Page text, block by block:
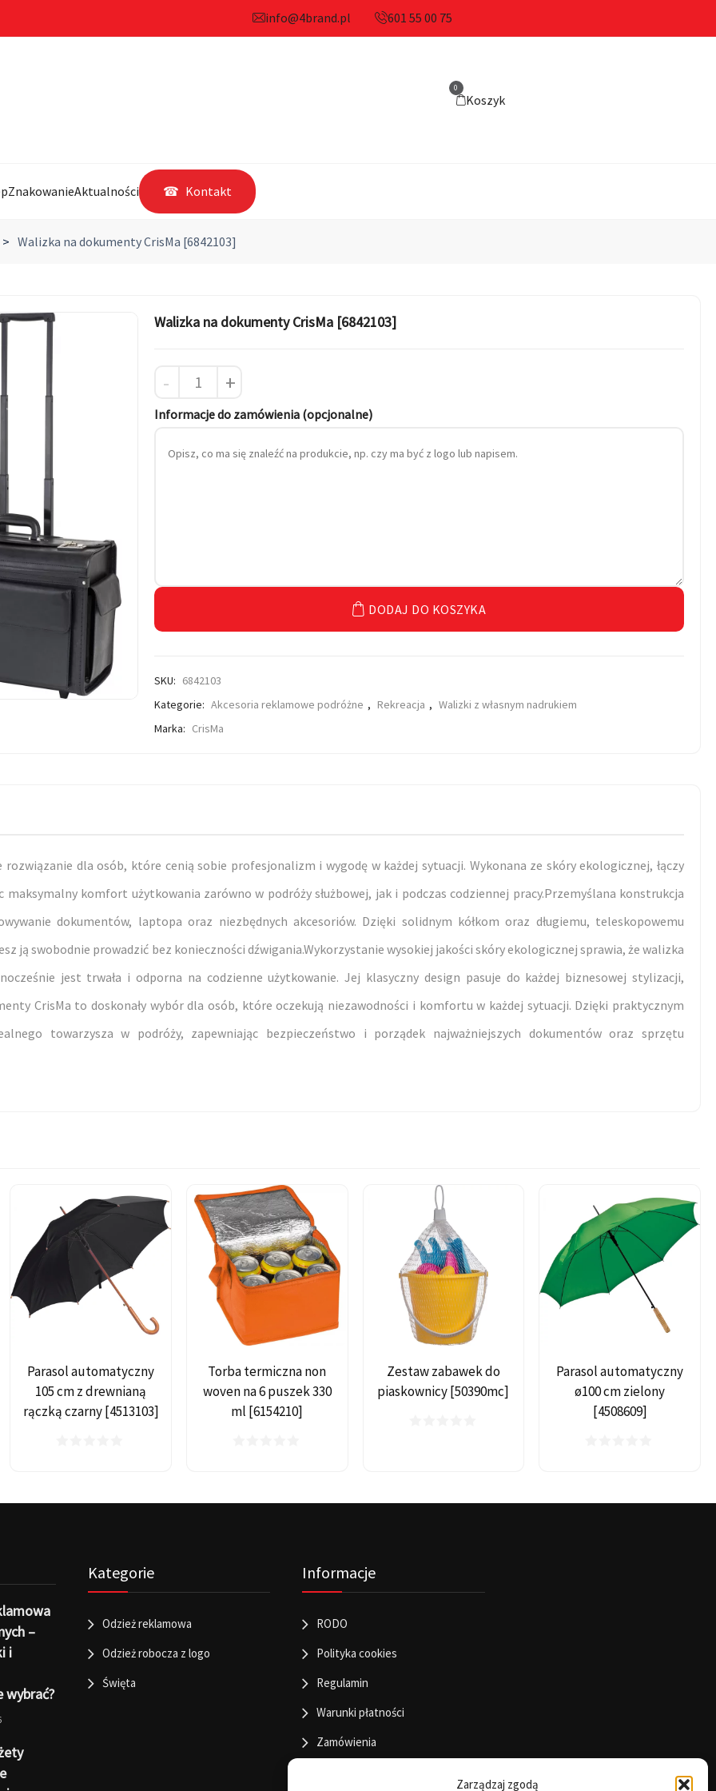
Zarządzaj zgodą
info@4brand.pl 601 55 00 75
0
Koszyk
ZnakowanieAktualności Kontakt
> Walizka na dokumenty CrisMa [6842103]
Walizka na dokumenty CrisMa [6842103]
- +
Informacje do zamówienia (opcjonalne)
DODAJ DO KOSZYKA
SKU: 6842103
Kategorie: Akcesoria reklamowe podróżne , Rekreacja , Walizki z własnym nadrukiem
Marka: CrisMa
dla osób, które cenią sobie profesjonalizm i wygodę w każdej sytuacji. Wykonana ze skóry ekologicznej, łączy
komfort użytkowania zarówno w podróży służbowej, jak i podczas codziennej pracy.Przemyślana konstrukcja
dokumentów, laptopa oraz niezbędnych akcesoriów. Dzięki solidnym kółkom oraz długiemu, teleskopowemu
ją swobodnie prowadzić bez konieczności dźwigania.Wykorzystanie wysokiej jakości skóry ekologicznej sprawia, że walizka
jest trwała i odporna na codzienne użytkowanie. Jej klasyczny design pasuje do każdej biznesowej stylizacji,
CrisMa to doskonały wybór dla osób, które oczekują niezawodności i komfortu w każdej sytuacji. Dzięki praktycznym
towarzysza w podróży, zapewniając bezpieczeństwo i porządek najważniejszych dokumentów oraz sprzętu
Parasol automatyczny
105 cm z drewnianą
rączką czarny [4513103]
Torba termiczna non
woven na 6 puszek 330
ml [6154210]
Zestaw zabawek do
piaskownicy [50390mc]
Parasol automatyczny
ø100 cm zielony
[4508609]
–
i
wybrać?
Kategorie
Odzież reklamowa
Odzież robocza z logo
Święta
Informacje
RODO
Polityka cookies
Regulamin
Warunki płatności
Zamówienia